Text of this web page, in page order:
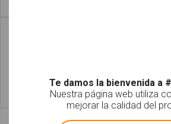
Leer más
Te damos la bienvenida a
Nuestra página web utiliza
mejorar la calidad del
! Not valid!